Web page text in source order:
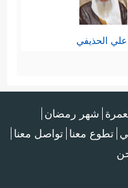
علي الحذيفي
شهر رمضان
تطوع معنا تواصل معنا